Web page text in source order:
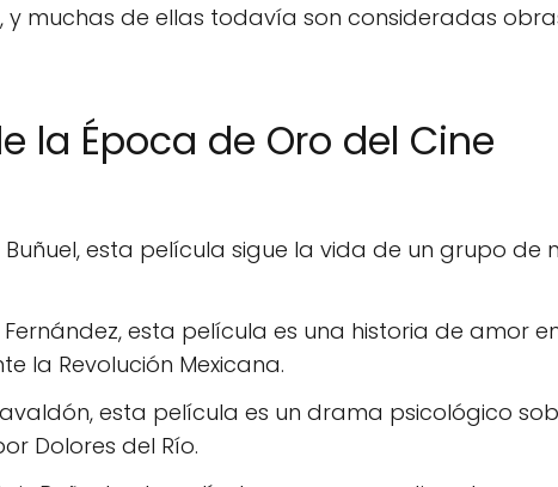
muchas de ellas todavía son consideradas
la Época de Oro del Cine
esta película sigue la vida de un grupo de
esta película es una historia de amor
la Revolución Mexicana.
esta película es un drama psicológico
Dolores del Río.